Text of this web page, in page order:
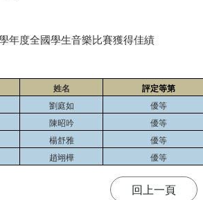
年度全國學生音樂比賽獲得佳績
姓名
評定等第
劉庭如
優等
陳昭吟
優等
楊舒雅
優等
趙翊樺 優等